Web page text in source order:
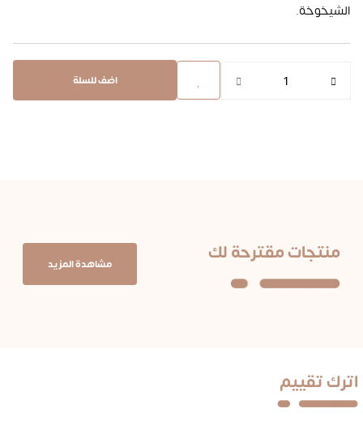
الشيخوخة.
اضف للسلة
منتجات مقترحة لك مشاهدة المزيد
اترك تقييم